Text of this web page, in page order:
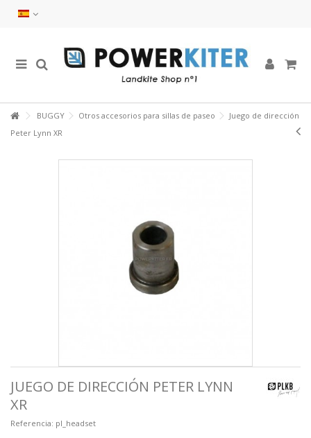
BUGGY Otros accesorios para sillas de paseo
Juego de dirección
Peter Lynn XR
JUEGO DE DIRECCIÓN PETER LYNN
XR
Referencia: pl_headset